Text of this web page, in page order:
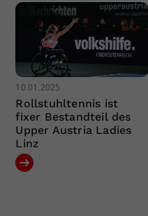
10.01.2025
Rollstuhltennis ist
fixer Bestandteil des
Upper Austria Ladies
Linz